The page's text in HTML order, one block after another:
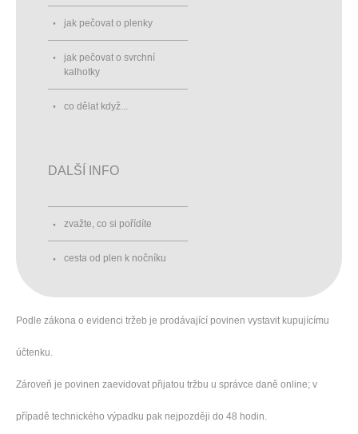
jak pečovat o plenky
jak pečovat o svrchní
kalhotky
co dělat když...
DALŠÍ INFO
zvažte, co si pořídíte
cesta od plen k nočníku
Podle zákona o evidenci tržeb je prodávající povinen vystavit kupujícímu
účtenku.
Zároveň je povinen zaevidovat přijatou tržbu u správce daně online; v
případě technického výpadku pak nejpozději do 48 hodin.